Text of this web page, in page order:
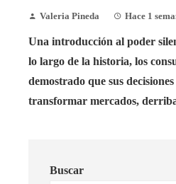
Valeria Pineda Hace 1
Una introducción al poder
lo largo de la historia, los
demostrado que sus
transformar mercados,
Buscar